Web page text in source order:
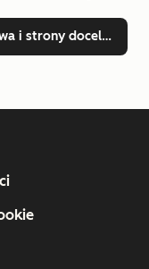
i strony docelowe